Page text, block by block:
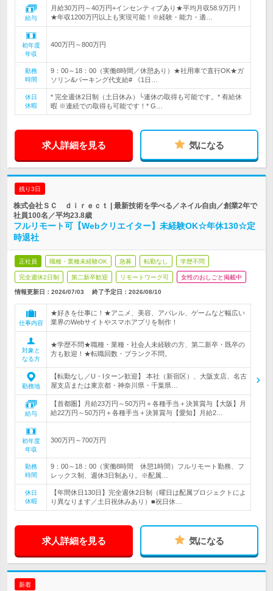
給与
月給30万円～40万円+インセンティブあり★平均月収58.9万円！
★年収1200万円以上も実現可能！※経験・能力・適…
初年度
年収
400万円～800万円
勤務
時間
9：00～18：00（実働8時間／休憩あり）★社用車で直行OK★ガ
ソリン&パーキング代支給# 《1日…
休日
休暇
* 完全週休2日制（土日休み）└連休の取得も可能です。* 有給休
暇 ※連続での取得も可能です！* G…
求人詳細を見る 気になる
残り3日
株式会社ＳＣ ｄｉｒｅｃｔ | 最新技術を学べる／ネイル自由／創業2年で
社員100名／平均23.8歳
フルリモート可【Webクリエイター】未経験OK☆年休130☆定
時退社
正社員 職種・業種未経験OK 急募 転勤なし 学歴不問
完全週休2日制 第二新卒歓迎 リモートワーク可 女性のおしごと掲載中
情報更新日：2026/07/03 終了予定日： 2026/08/10
仕事内容
★好きを仕事に！★アニメ、美容、アパレル、ゲームなど幅広い
業界のWebサイトやスマホアプリを制作！
対象と
なる方
★学歴不問★職種・業種・社会人未経験の方、第二新卒・既卒の
方も歓迎！★転職回数・ブランク不問。
勤務地
【転勤なし／U・Iターン歓迎】 本社（新宿区）、大阪支店、名古
屋支店または東京都・神奈川県・千葉県…
給与
【首都圏】月給23万円～50万円＋各種手当＋決算賞与【大阪】月
給22万円～50万円＋各種手当＋決算賞与【愛知】月給2…
初年度
年収
300万円～700万円
勤務
時間
9：00～18：00（実働8時間 休憩1時間）フルリモート勤務、フ
レックス制、週休3日制あり。※配属…
休日
休暇
【年間休日130日】完全週休2日制（曜日は配属プロジェクトによ
り異なります／土日祝休みあり）■祝日休…
求人詳細を見る 気になる
新着